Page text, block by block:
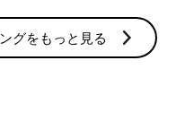
グをもっと見る